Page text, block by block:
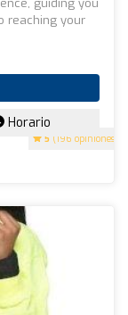
5 (196 opiniones)
reaching your
Horario